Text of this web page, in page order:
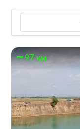
97 км